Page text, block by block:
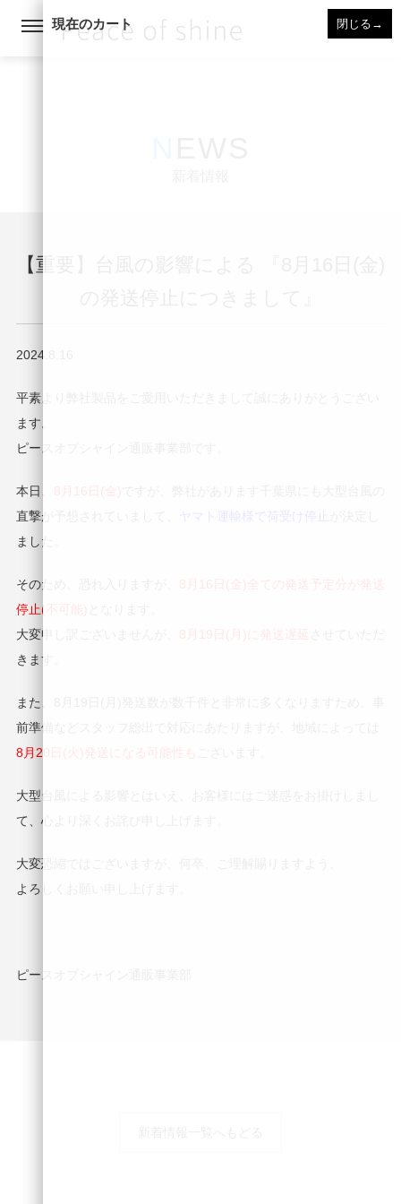
現在のカート 閉じる →
【重要】台風の影響による 『8月16日(金)
2024.8.16
平素より弊社製品をご愛用いただきまして誠にありがとうござい
ます。
ピースオブシャイン通販事業部です。
本日、 8月16日(金)
直撃が予想されていまして、
ヤマト運輸様で荷受け停止
ました。
そのため、恐れ入りますが、 8月16日(金)全ての発送予定分が発送
停止(不可能)
大変申し訳ございませんが、 8月19日(月)に発送遅延
きます。
また、8月19日(月)発送数が数千件と非常に多くなりますため、事
前準備などスタッフ総出で対応にあたりますが、地域によっては
8月20日(火)発送になる可能性も
大型台風による影響とはいえ、お客様にはご迷惑をお掛けしまし
て、心より深くお詫び申し上げます。
大変恐縮ではございますが、何卒、ご理解賜りますよう、
よろしくお願い申し上げます。
ピースオブシャイン通販事業部